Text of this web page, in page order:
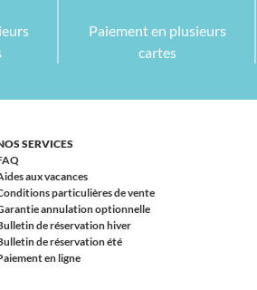
Paiement en plusieurs
cartes
SERVICES
aux vacances
particulières de vente
annulation optionnelle
de réservation hiver
de réservation été
en ligne